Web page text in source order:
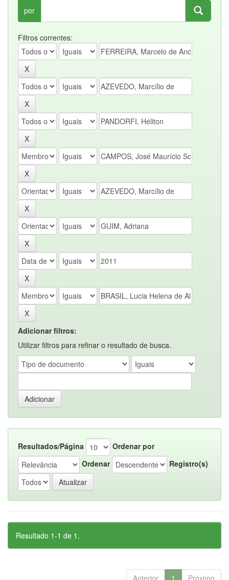
por
Filtros correntes:
Adicionar filtros:
Utilizar filtros para refinar o resultado de busca.
Resultados/Página
Ordenar por
Ordenar
Registro(s)
Resultado 1-1 de 1.
Anterior 1 Próximo